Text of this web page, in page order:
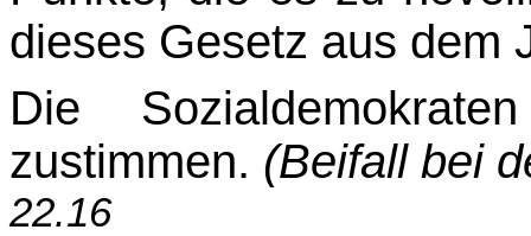
dieses Gesetz aus dem
Die
zustimmen. (Beifall bei
22.16